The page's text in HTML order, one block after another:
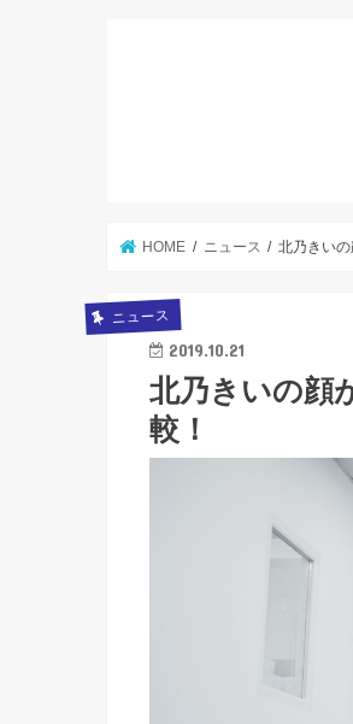
HOME ニュース 北乃きい
ニュース
2019.10.21
北乃きいの顔
較！